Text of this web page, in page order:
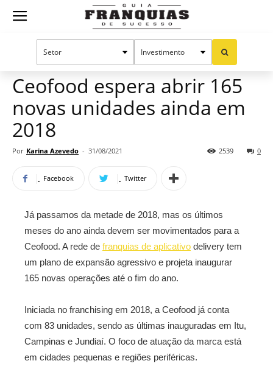
Guia
Mercado de franquias
Ceofood espera abrir 165
novas unidades ainda em
2018
Por Karina Azevedo - 31/08/2021 0
2539
Facebook Twitter
Já passamos da metade de 2018, mas os últimos
meses do ano ainda devem ser movimentados para a
Ceofood. A rede de franquias de aplicativo delivery tem
um plano de expansão agressivo e projeta inaugurar
165 novas operações até o fim do ano.
Iniciada no franchising em 2018, a Ceofood já conta
com 83 unidades, sendo as últimas inauguradas em Itu,
Campinas e Jundiaí. O foco de atuação da marca está
em cidades pequenas e regiões periféricas.